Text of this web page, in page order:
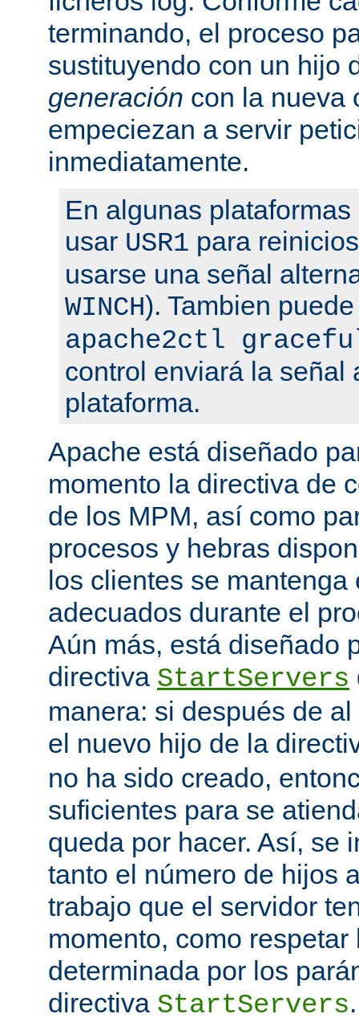
terminando, el proceso
sustituyendo con un hijo
generación con la nueva
empeciezan a servir
inmediatamente.
En algunas
usar USR1 para
usarse una señal
WINCH). Tambien
apache2ctl
control enviará la señal
plataforma.
Apache está diseñado
momento la directiva de
de los MPM, así como
procesos y hebras
los clientes se
adecuados durante el
Aún más, está diseñado
directiva StartServers
manera: si después de
el nuevo hijo de la
no ha sido creado,
suficientes para se
queda por hacer. Así, se
tanto el número de hijos
trabajo que el servidor
momento, como
determinada por los
directiva StartServers.